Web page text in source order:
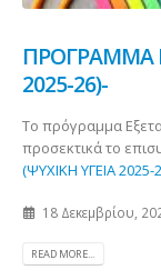
ΠΡΟΓΡΑΜΜΑ
2025-26)-
Το πρόγραμμα
προσεκτικά το
(ΨΥΧΙΚΗ ΥΓΕΙΑ 2025-
18 Δεκεμβρίου,
READ MORE...